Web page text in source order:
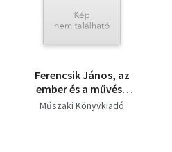
Ferencsik János, az
ember és a művész
portréja
Műszaki Könyvkiadó